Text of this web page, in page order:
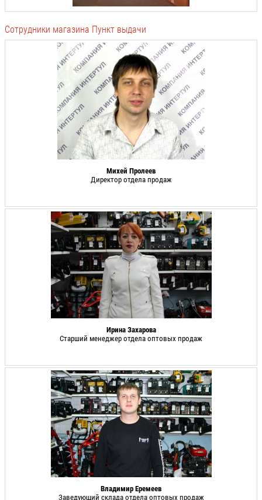
Сотрудники магазина Пункт выдачи
Михей Пролеев
Директор отдела продаж
Ирина Захарова
Старший менеджер отдела оптовых продаж
Владимир Еремеев
Заведующий склада отдела оптовых продаж